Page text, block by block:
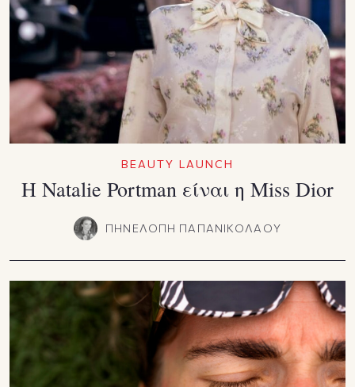
BEAUTY LAUNCH
Η Natalie Portman είναι η Miss Dior
ΠΗΝΕΛΟΠΗ ΠΑΠΑΝΙΚΟΛΑΟΥ